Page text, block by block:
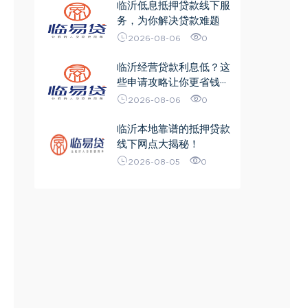
临沂低息抵押贷款线下服
务，为你解决贷款难题
2026-08-06 0
临沂经营贷款利息低？这
些申请攻略让你更省钱···
2026-08-06 0
临沂本地靠谱的抵押贷款
线下网点大揭秘！
2026-08-05 0